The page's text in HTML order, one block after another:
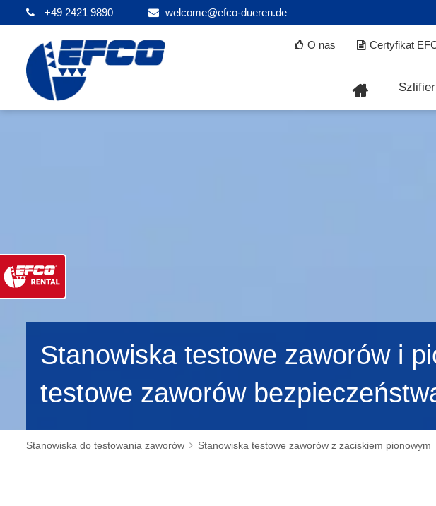
+49 2421 9890 welcome@efco-dueren.de
O nas Certyfikat
Stanowiska testowe zaworów i
testowe zaworów
Stanowiska do testowania zaworów Stanowiska testowe zaworów z zaciskiem pionowym